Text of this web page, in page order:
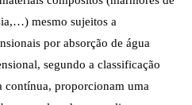
mesmo sujeitos a
por absorção de água
segundo a classificação
contínua, proporcionam uma